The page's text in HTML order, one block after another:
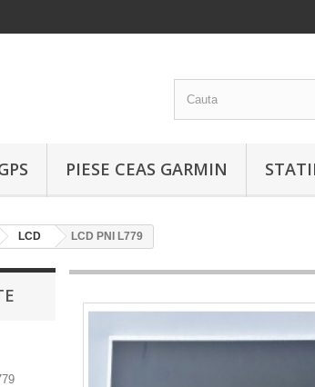
PIESE CEAS GARMIN
LCD LCD PNI L779